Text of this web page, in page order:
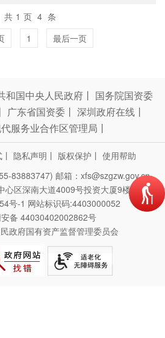
共 1 页 4 条
1 最后一页
和国中央人民政府 丨 国务院国资委
丨 广东省国资委 丨 深圳政府在线 丨
服务业合作区管理局 丨
丨 隐私声明 丨 版权保护 丨 使用帮助
83883747) 邮箱：xfs@szgzw.gov.cn
心区深南大道4009号投资大厦9楼
号-1 网站标识码:4403000052
备 44030402002862号
政府国有资产监督管理委员会